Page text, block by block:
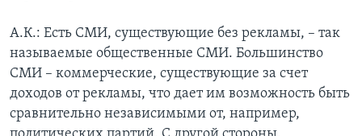
А.К.: Есть СМИ, существующие без рекламы, – так
называемые общественные СМИ. Большинство
СМИ – коммерческие, существующие за счет
доходов от рекламы, что дает им возможность быть
сравнительно независимыми от, например,